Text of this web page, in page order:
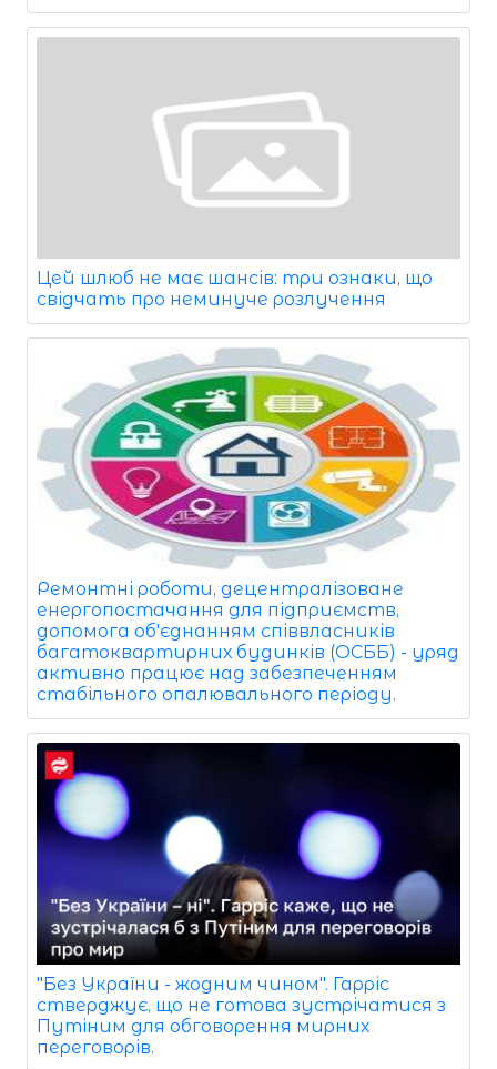
Цей шлюб не має шансів: три ознаки, що
свідчать про неминуче розлучення
Ремонтні роботи, децентралізоване
енергопостачання для підприємств,
допомога об'єднанням співвласників
багатоквартирних будинків (ОСББ) - уряд
активно працює над забезпеченням
стабільного опалювального періоду.
"Без України - жодним чином". Гарріс
стверджує, що не готова зустрічатися з
Путіним для обговорення мирних
переговорів.